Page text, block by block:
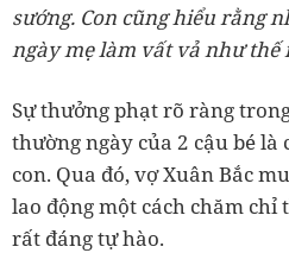
sướng. Con cũng hiểu rằng
ngày mẹ làm vất vả như thế
Sự thưởng phạt rõ ràng
thường ngày của 2 cậu bé là
con. Qua đó, vợ Xuân Bắc
lao động một cách chăm
rất đáng tự hào.